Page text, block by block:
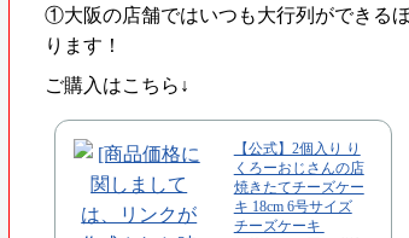
①大阪の店舗ではいつも大行列ができる
ります！
ご購入はこちら↓
【公式】2個入り り
くろーおじさんの店
焼きたてチーズケー
キ 18cm 6号サイズ
チーズケーキ